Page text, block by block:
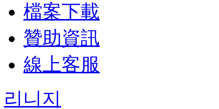
檔案下載
贊助資訊
線上客服
리니지